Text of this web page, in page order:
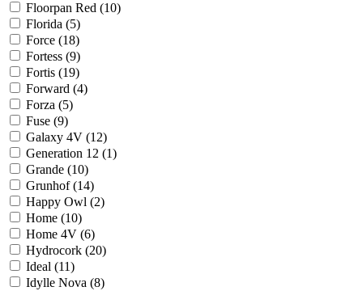
Floorpan Red (10)
Florida (5)
Force (18)
Fortess (9)
Fortis (19)
Forward (4)
Forza (5)
Fuse (9)
Galaxy 4V (12)
Generation 12 (1)
Grande (10)
Grunhof (14)
Happy Owl (2)
Home (10)
Home 4V (6)
Hydrocork (20)
Ideal (11)
Idylle Nova (8)